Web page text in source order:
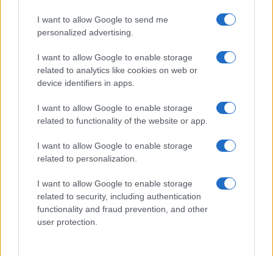
I want to allow Google to send me
personalized advertising.
I want to allow Google to enable storage
related to analytics like cookies on web or
device identifiers in apps.
I want to allow Google to enable storage
related to functionality of the website or app.
I want to allow Google to enable storage
related to personalization.
I want to allow Google to enable storage
related to security, including authentication
functionality and fraud prevention, and other
user protection.